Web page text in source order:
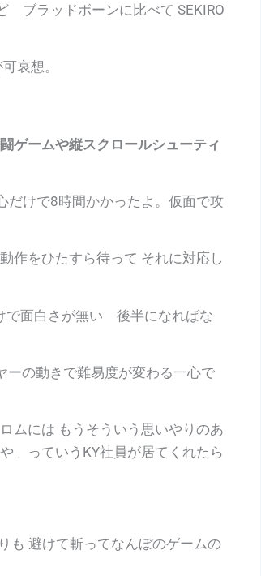
ブラッドボーンに比べて SEKIRO
哀想。
ゲームや縦スクロールシューティ
だけで8時間かかったよ。仮面で攻
作をひたすら待って それに対応し
で面白さが無い 後半になればな
ーの動きで難易度が変わる一心で
には もうそういう思いやりのあ
」っていうKY社員が居てくれたら
も 避けて斬ってなんぼのゲームの